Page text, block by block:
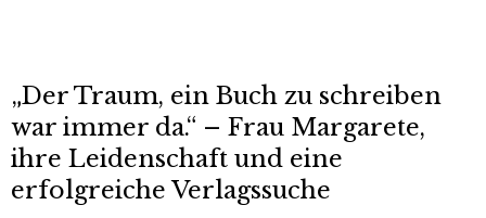
„Der Traum, ein Buch zu schreiben
war immer da.“ – Frau Margarete,
ihre Leidenschaft und eine
erfolgreiche Verlagssuche